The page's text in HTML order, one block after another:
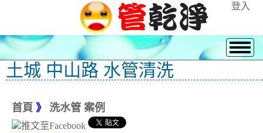
登入
土城 中山路 水管清洗
首頁 》 洗水管 案例